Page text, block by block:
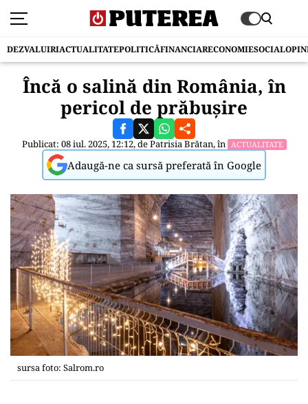
DEZVALUIRIACTUALITATEPOLITICĂFINANCIARECONOMIESOCIAL
Încă o salină din România, în
pericol de prăbușire
Publicat: 08 iul. 2025, 12:12, dePatrisia Brătan, în ACTUALITATE
Adaugă-ne ca sursă preferată în Google
sursa foto: Salrom.ro